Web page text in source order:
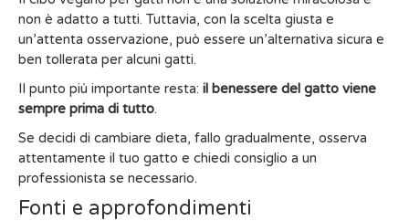
non è adatto a tutti. Tuttavia, con la scelta giusta e
un’attenta osservazione, può essere un’alternativa sicura e
ben tollerata per alcuni gatti.
Il punto più importante resta: il benessere del gatto viene
sempre prima di tutto.
Se decidi di cambiare dieta, fallo gradualmente, osserva
attentamente il tuo gatto e chiedi consiglio a un
professionista se necessario.
Fonti e approfondimenti